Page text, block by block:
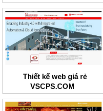
Thiết kế web giá rẻ
VSCPS.COM